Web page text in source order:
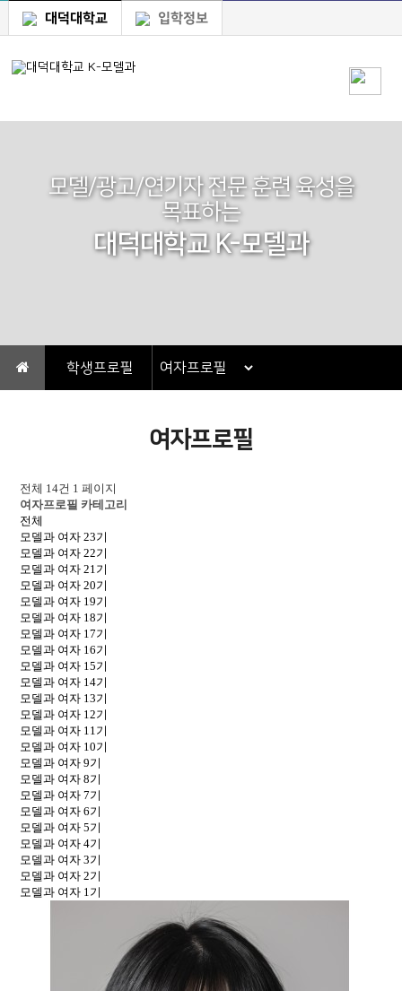
대덕대학교 입학정보
모델/광고/연기자 전문 훈련 육성을
목표하는
대덕대학교 K-모델과
학생프로필
여자프로필
전체 14건 1 페이지
여자프로필 카테고리
전체
모델과 여자 23기
모델과 여자 22기
모델과 여자 21기
모델과 여자 20기
모델과 여자 19기
모델과 여자 18기
모델과 여자 17기
모델과 여자 16기
모델과 여자 15기
모델과 여자 14기
모델과 여자 13기
모델과 여자 12기
모델과 여자 11기
모델과 여자 10기
모델과 여자 9기
모델과 여자 8기
모델과 여자 7기
모델과 여자 6기
모델과 여자 5기
모델과 여자 4기
모델과 여자 3기
모델과 여자 2기
모델과 여자 1기